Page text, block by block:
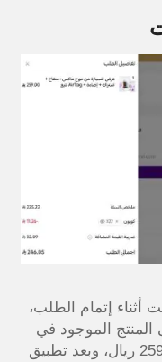
إتمام الطلب،
الموجود في
السلة. كان سعر الطلب قبل الخصم 259 ريال، وبعد تطبيق